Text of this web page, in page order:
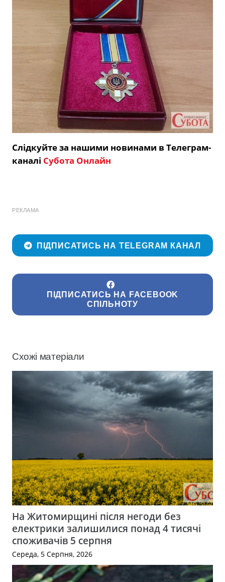
Слідкуйте за нашими новинами в Телеграм-
каналі Субота Онлайн
РЕКЛАМА
ПІДПИСАТИСЬ НА TELEGRAM КАНАЛ
ПІДПИСАТИСЬ НА FACEBOOK
СПІЛЬНОТУ
Схожі матеріали
На Житомирщині після негоди без
електрики залишилися понад 4 тисячі
споживачів 5 серпня
Середа, 5 Серпня, 2026